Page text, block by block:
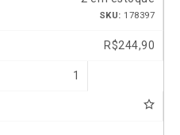
SKU: 178397
R$244,90
1